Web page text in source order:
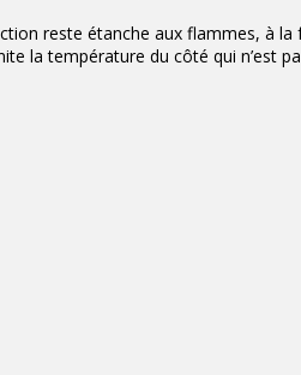
reste étanche aux flammes, à la
la température du côté qui n’est